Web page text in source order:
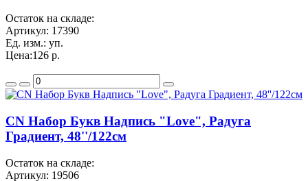
Остаток на складе:
Артикул: 17390
Ед. изм.: уп.
Цена:126 р.
CN Набор Букв Надпись "Love", Радуга
Градиент, 48''/122см
Остаток на складе:
Артикул: 19506